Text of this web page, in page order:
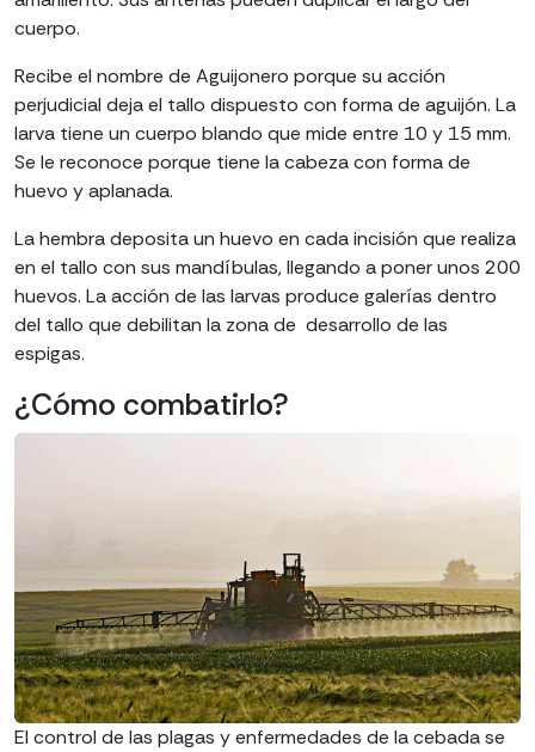
cuerpo.
Recibe el nombre de Aguijonero porque su acción
perjudicial deja el tallo dispuesto con forma de aguijón. La
larva tiene un cuerpo blando que mide entre 10 y 15 mm.
Se le reconoce porque tiene la cabeza con forma de
huevo y aplanada.
La hembra deposita un huevo en cada incisión que realiza
en el tallo con sus mandíbulas, llegando a poner unos 200
huevos. La acción de las larvas produce galerías dentro
del tallo que debilitan la zona de desarrollo de las
espigas.
¿Cómo combatirlo?
El control de las plagas y enfermedades de la cebada se